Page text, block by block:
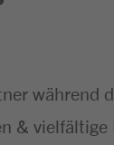
während
&